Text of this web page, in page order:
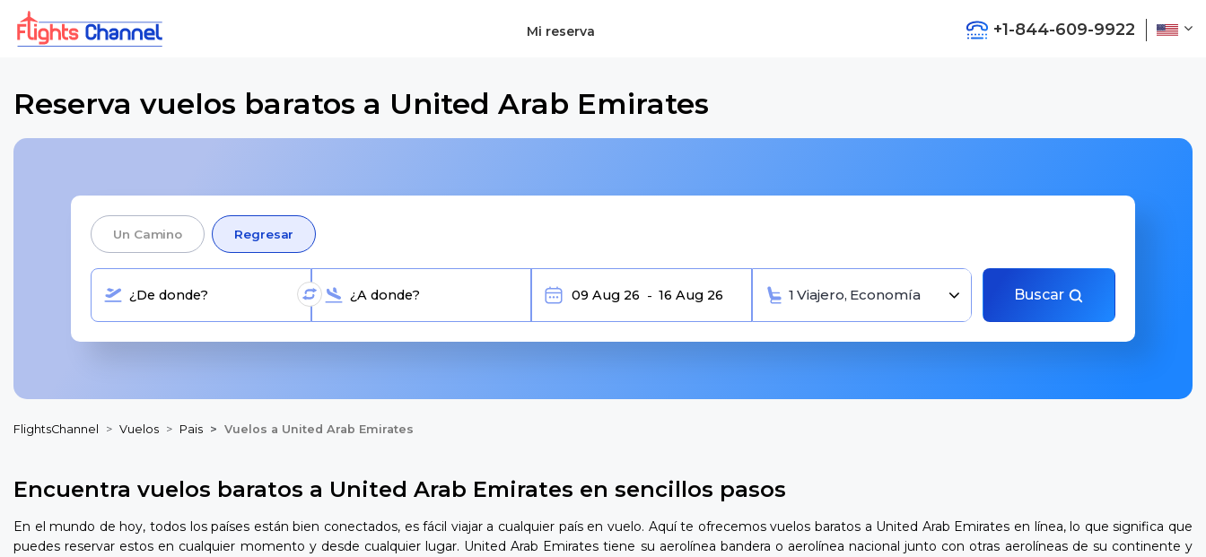
Mi reserva +1-844-609-9922
Reserva vuelos baratos a United Arab Emirates
Un Camino Regresar
1 Viajero, Economía Buscar
FlightsChannel Vuelos Pais Vuelos a United Arab Emirates
Encuentra vuelos baratos a United Arab Emirates en sencillos pasos
En el mundo de hoy, todos los países están bien conectados, es fácil viajar a cualquier país en vuelo. Aquí te ofrecemos vuelos baratos a United Arab Emirates en línea, lo que significa que
puedes reservar estos en cualquier momento y desde cualquier lugar. United Arab Emirates tiene su aerolínea bandera o aerolínea nacional junto con otras aerolíneas de su continente y